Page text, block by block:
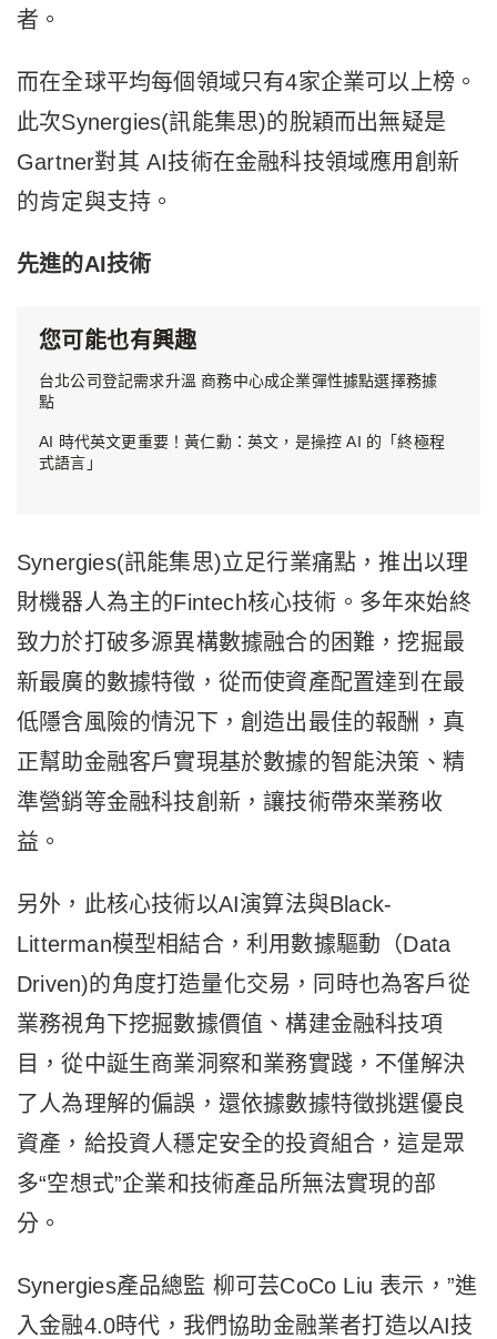
者。
而在全球平均每個領域只有4家企業可以上榜。
此次Synergies(訊能集思)的脫穎而出無疑是
Gartner對其 AI技術在金融科技領域應用創新
的肯定與支持。
先進的AI技術
您可能也有興趣
台北公司登記需求升溫 商務中心成企業彈性據點選擇務據
點
AI 時代英文更重要！黃仁勳：英文，是操控 AI 的「終極程
式語言」
Synergies(訊能集思)立足行業痛點，推出以理
財機器人為主的Fintech核心技術。多年來始終
致力於打破多源異構數據融合的困難，挖掘最
新最廣的數據特徵，從而使資產配置達到在最
低隱含風險的情況下，創造出最佳的報酬，真
正幫助金融客戶實現基於數據的智能決策、精
準營銷等金融科技創新，讓技術帶來業務收
益。
另外，此核心技術以AI演算法與Black-
Litterman模型相結合，利用數據驅動（Data
Driven)的角度打造量化交易，同時也為客戶從
業務視角下挖掘數據價值、構建金融科技項
目，從中誕生商業洞察和業務實踐，不僅解決
了人為理解的偏誤，還依據數據特徵挑選優良
資產，給投資人穩定安全的投資組合，這是眾
多“空想式”企業和技術產品所無法實現的部
分。
Synergies產品總監 柳可芸CoCo Liu 表示，”進
入金融4.0時代，我們協助金融業者打造以AI技